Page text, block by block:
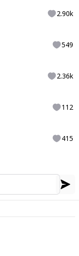
2.90k
549
2.36k
112
415